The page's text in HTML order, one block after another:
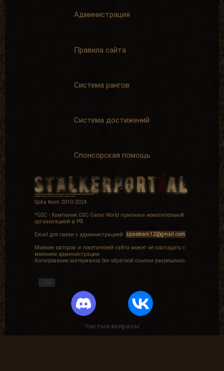
недельном
артефактов
Первая вылазка
Просмотреть
1000
материалов
сайта
+ 50 опыта
Твой путь
завершается
подряд
Коммерсант
Продать 150
+ 75 опыта
комментариев
+ 5 опыта
Администрация
Правила сайта
Система рангов
Система достижений
Спонсорская помощь
SpAa team 2010-2024
*GSC - Компания GSC Game World признана нежелательной
организацией в РФ.
Email для связи с администрацией: spaateam12@gmail.com
Мнение авторов и посетителей сайта может не совпадать с
мнением администрации.
Копирование материалов без обратной ссылки разрешенно.
16+
Частые вопросы